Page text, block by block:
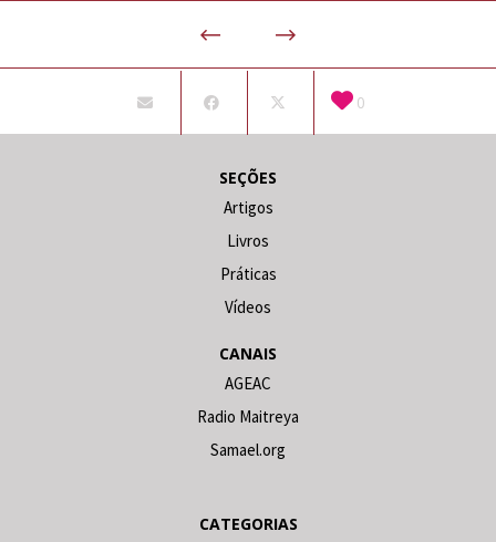
0
SEÇÕES
Artigos
Livros
Práticas
Vídeos
CANAIS
AGEAC
Radio Maitreya
Samael.org
CATEGORIAS